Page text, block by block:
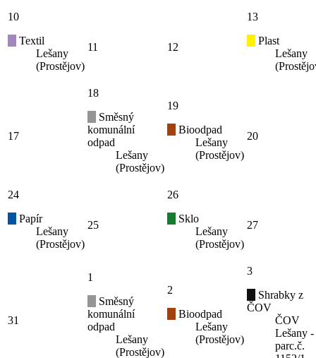
10
Textil
Lešany
(Prostějov)
11 12
13
Plast
Lešany
17
18
Směsný
komunální
odpad
Lešany
(Prostějov)
19
Bioodpad
Lešany
(Prostějov)
20
24
Papír
Lešany
(Prostějov)
25
26
Sklo
Lešany
(Prostějov)
27
31
1
Směsný
komunální
odpad
Lešany
(Prostějov)
2
Bioodpad
Lešany
(Prostějov)
3
Shrabky z
ČOV
ČOV
Lešany -
parc.č.